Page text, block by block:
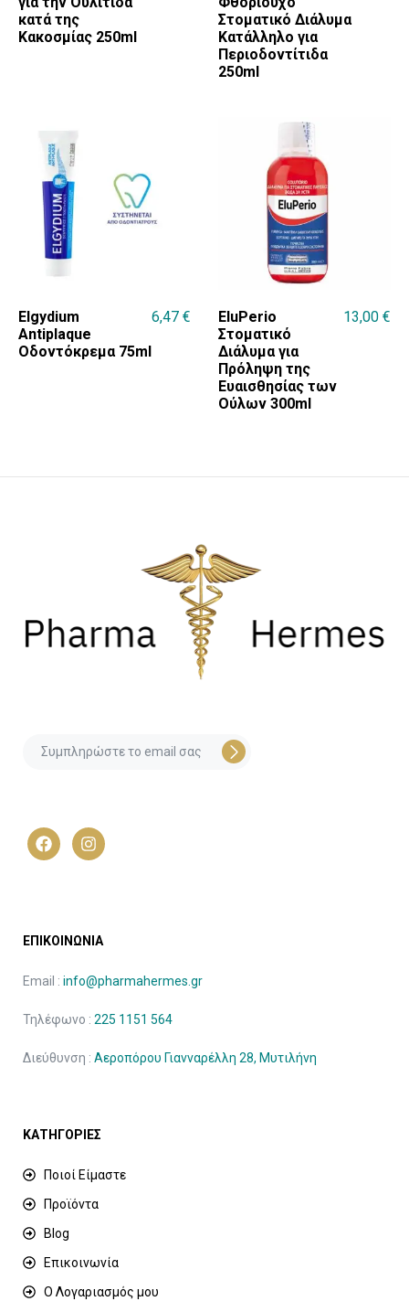
κατά της
Κακοσμίας 250ml
Στοματικό Διάλυμα
Κατάλληλο για
Περιοδοντίτιδα
250ml
Elgydium
Antiplaque
Οδοντόκρεμα 75ml
6,47 €
EluPerio
Στοματικό
Διάλυμα για
Πρόληψη της
Ευαισθησίας των
Ούλων 300ml
13,00 €
ΕΠΙΚΟΙΝΩΝΙΑ
Email : info@pharmahermes.gr
Τηλέφωνο : 225 1151 564
Διεύθυνση : Αεροπόρου Γιανναρέλλη 28, Μυτιλήνη
ΚΑΤΗΓΟΡΙΕΣ
Ποιοί Είμαστε
Προϊόντα
Blog
Επικοινωνία
Ο Λογαριασμός μου